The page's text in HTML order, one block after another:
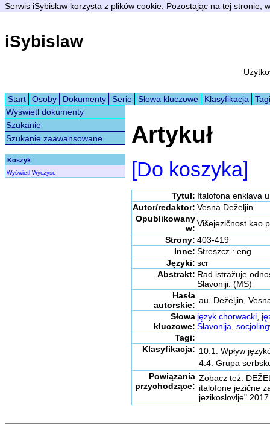
Serwis iSybislaw korzysta z plików cookie. Pozostając na tej stronie,
iSybislaw
Start Osoby Dokumenty Serie Słowa kluczowe Klasyfikacja
Tagi
Wyświetl dokumenty
Szukanie
Szukanie zaawansowane
Koszyk
Wyświetl Wyczyść
Artykuł
[Do koszyka]
Tytuł: Italofona enklava
Autor/redaktor: Vesna Deželjin
Opublikowany
w: Višejezičnost kao
Strony: 403-419
Inne: Streszcz.: eng
Języki: scr
Abstrakt: Rad istražuje
Slavoniji. (MS)
Hasła
autorskie: au. Deželjin,
Słowa
kluczowe:
język chorwacki,
Slavonija,
Tagi:
Klasyfikacja: 10.1. Wpływ
4.4. Grupa
Powiązania
przychodzące:
Zobacz też:
italofone jezične
jezikoslovlje" 2017